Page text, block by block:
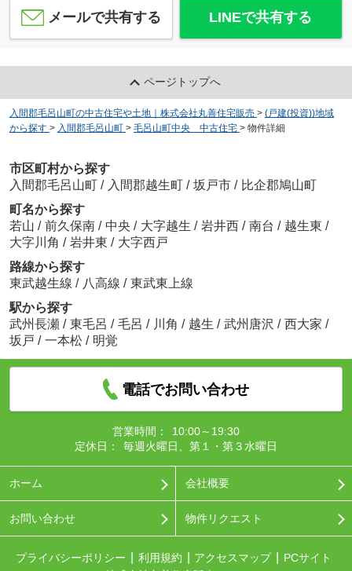
メールで共有する LINEで共有する
ページトップへ
入間郡毛呂山町の中古住宅や土地｜株式会社丸善住宅販売 > (戸建(投資))地域
から探す > 入間郡毛呂山町 > 毛呂山町中央 中古住宅 > 物件詳細
市区町村から探す
入間郡毛呂山町 / 入間郡越生町 / 坂戸市 / 比企郡鳩山町
町名から探す
若山 / 前久保南 / 中央 / 大字越生 / 岩井西 / 南台 / 越生東 /
大字川角 / 岩井東 / 大字西戸
路線から探す
東武越生線 / 八高線 / 東武東上線
駅から探す
武州長瀬 / 東毛呂 / 毛呂 / 川角 / 越生 / 武州唐沢 / 西大家 /
坂戸 / 一本松 / 明覚
電話でお問い合わせ
営業時間：
10:00～19:30
定休日：
毎週火曜日、第１・第３水曜日
ホーム 会社概要
お問い合わせ 物件リクエスト
プライバシーポリシー 利用規約 アクセスマップ
PCサイト